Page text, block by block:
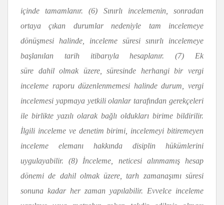
içinde tamamlanır. (6) Sınırlı incelemenin, sonradan
ortaya çıkan durumlar nedeniyle tam incelemeye
dönüşmesi halinde, inceleme süresi sınırlı incelemeye
başlanılan tarih itibarıyla hesaplanır. (7) Ek
süre dahil olmak üzere, süresinde herhangi bir vergi
inceleme raporu düzenlenmemesi halinde durum, vergi
incelemesi yapmaya yetkili olanlar tarafından gerekçeleri
ile birlikte yazılı olarak bağlı oldukları birime bildirilir.
İlgili inceleme ve denetim birimi, incelemeyi bitiremeyen
inceleme elemanı hakkında disiplin hükümlerini
uygulayabilir. (8) İnceleme, neticesi alınmamış hesap
dönemi de dahil olmak üzere, tarh zamanaşımı süresi
sonuna kadar her zaman yapılabilir. Evvelce inceleme